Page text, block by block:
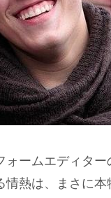
ームエディタ
情熱は、まさに